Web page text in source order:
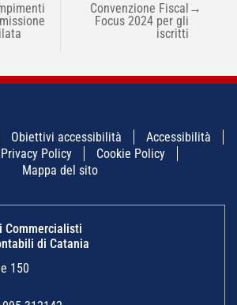
Convenzione Fiscal
Focus 2024 per gli
iscritti
→
Obiettivi accessibilità
Accessibilità
Privacy Policy
Cookie Policy
Mappa del sito
Commercialisti
di Catania
150